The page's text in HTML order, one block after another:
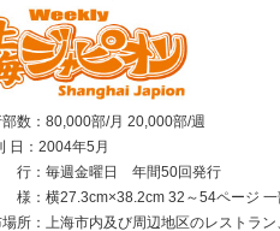
数：80,000部/月 20,000部/週
日：2004年5月
：毎週金曜日 年間50回発行
：横27.3cm×38.2cm 32～54ページ 一
所：上海市内及び周辺地区のレストラ